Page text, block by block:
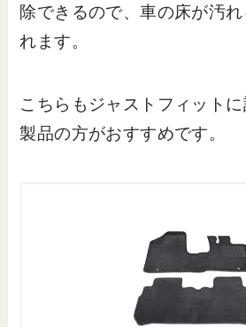
除できるので、車の床が汚れ
れます。
こちらもジャストフィット
製品の方がおすすめです。